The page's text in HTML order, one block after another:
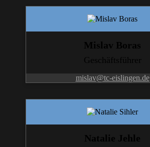
Mislav Boras
Geschäftsführer
mislav@tc-eislingen.de
Natalie Jehle